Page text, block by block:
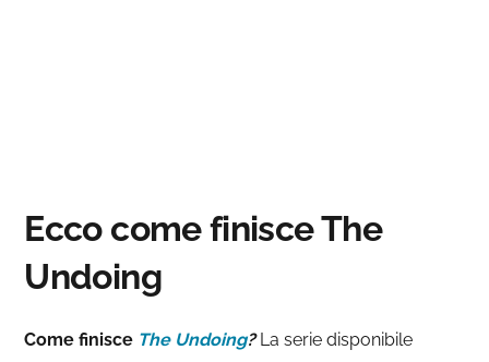
Ecco come finisce The
Undoing
Come finisce The Undoing?La serie disponibile